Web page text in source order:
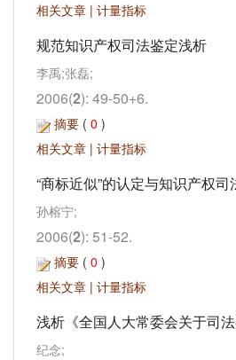
相关文章 | 计量指标
规范知识产权司法鉴定浅析
李禹;张磊;
2006(2): 49-50+6.
摘要 ( 0 )
相关文章 | 计量指标
“商标近似”的认定与知识产权
孙榕宁;
2006(2): 51-52.
摘要 ( 0 )
相关文章 | 计量指标
浅析《全国人大常委会关于司
纪念;